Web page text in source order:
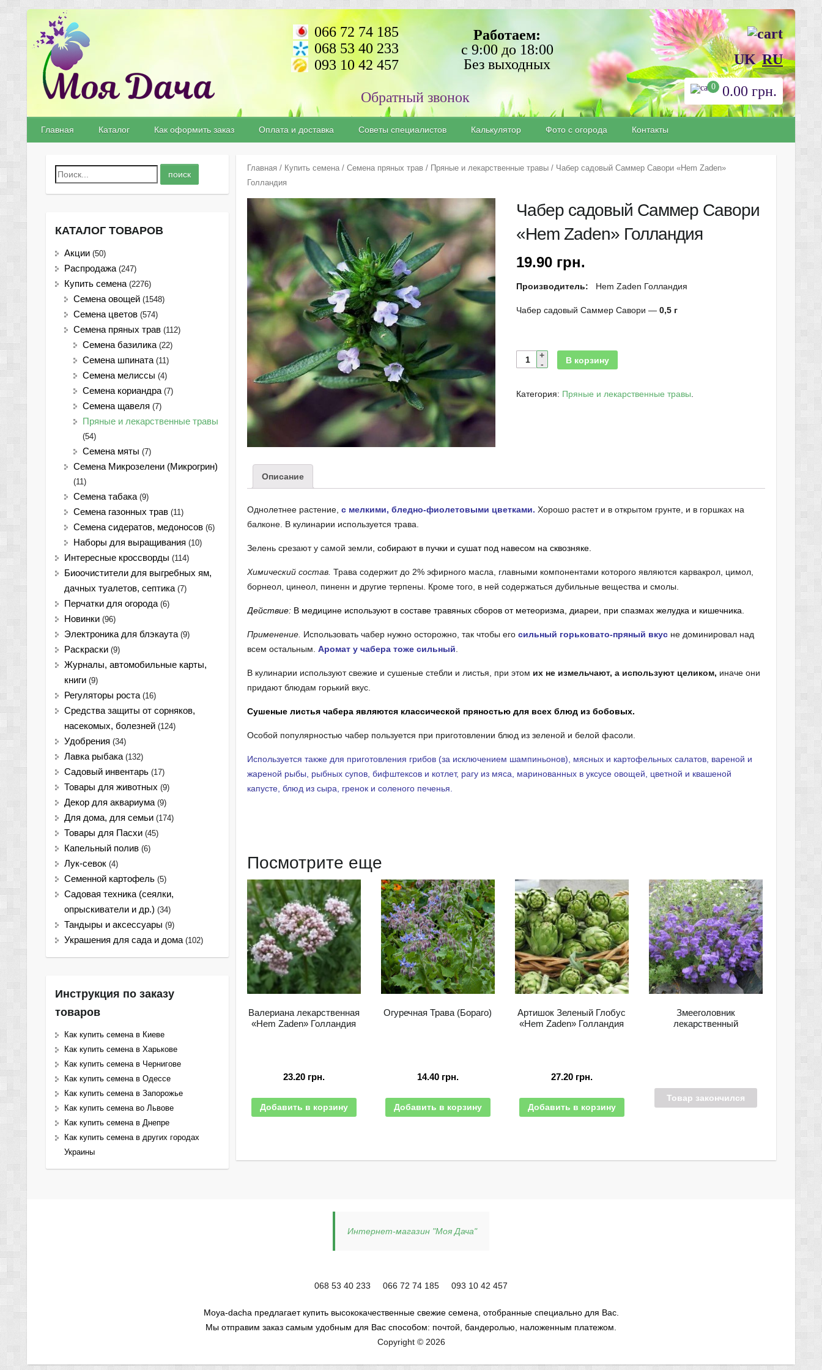
066 72 74 185
068 53 40 233
093 10 42 457
Работаем:
с 9:00 до 18:00
Без выходных
UK RU
0 0.00 грн.
Главная Каталог Как оформить заказ Оплата и доставка Советы специалистов Калькулятор Фото с огорода Контакты
Главная / Купить семена/ Семена пряных трав/ Пряные и лекарственные травы/ Чабер садовый Саммер Савори «Hem Zaden»
Голландия
Чабер садовый Саммер Савори
«Hem Zaden» Голландия
19.90 грн.
Производитель: Hem Zaden Голландия
Чабер садовый Саммер Савори —0,5 г
В корзину
Категория: Пряные и лекарственные травы
Описание
Однолетнее растение, с мелкими, бледно-фиолетовыми цветками. Хорошо растет и в открытом грунте, и в горшках на
балконе. В кулинарии используется трава.
Зелень срезают у самой земли , собирают в пучки и сушат под навесом на сквозняке.
Химический состав. Трава содержит до 2% эфирного масла, главными компонентами которого являются карвакрол, цимол,
борнеол, цинеол, пиненн и другие терпены. Кроме того, в ней содержаться дубильные вещества и смолы.
Действие:В медицине используют в составе травяных сборов от метеоризма, диареи, при спазмах желудка и кишечника.
Применение. Использовать чабер нужно осторожно, так чтобы его сильный горьковато-пряный вкусне доминировал над
всем остальным. Аромат у чабера тоже сильный
В кулинарии используют свежие и сушеные стебли и листья, при этом их не измельчают, а используют целиком, иначе они
придают блюдам горький вкус.
Сушеные листья чабера являются классической пряностью для всех блюд из бобовых.
Особой популярностью чабер пользуется при приготовлении блюд из зеленой и белой фасоли.
Используется также для приготовления грибов (за исключением шампиньонов), мясных и картофельных салатов, вареной и
жареной рыбы, рыбных супов, бифштексов и котлет, рагу из мяса, маринованных в уксусе овощей, цветной и квашеной
капусте, блюд из сыра, гренок и соленого печенья.
Посмотрите еще
Валериана лекарственная
«Hem Zaden» Голландия
23.20 грн.
Добавить в корзину
Огуречная Трава (Бораго)
14.40 грн.
Добавить в корзину
Артишок Зеленый Глобус
«Hem Zaden» Голландия
27.20 грн.
Добавить в корзину
Змееголовник
лекарственный
Товар закончился
КАТАЛОГ ТОВАРОВ
Акции (50)
Распродажа (247)
Купить семена (2276)
Семена овощей (1548)
Семена цветов (574)
Семена пряных трав (112)
Семена базилика (22)
Семена шпината (11)
Семена мелиссы (4)
Семена кориандра (7)
Семена щавеля (7)
Пряные и лекарственные травы
(54)
Семена мяты (7)
Семена Микрозелени (Микрогрин)
(11)
Семена табака (9)
Семена газонных трав (11)
Семена сидератов, медоносов (6)
Наборы для выращивания (10)
Интересные кроссворды (114)
Биоочистители для выгребных ям,
дачных туалетов, септика (7)
Перчатки для огорода (6)
Новинки (96)
Электроника для блэкаута (9)
Раскраски (9)
Журналы, автомобильные карты,
книги (9)
Регуляторы роста (16)
Средства защиты от сорняков,
насекомых, болезней (124)
Удобрения (34)
Лавка рыбака (132)
Садовый инвентарь (17)
Товары для животных (9)
Декор для аквариума (9)
Для дома, для семьи (174)
Товары для Пасхи (45)
Капельный полив (6)
Лук-севок (4)
Семенной картофель (5)
Садовая техника (сеялки,
опрыскиватели и др.) (34)
Тандыры и аксессуары (9)
Украшения для сада и дома (102)
Инструкция по заказу
товаров
Как купить семена в Киеве
Как купить семена в Харькове
Как купить семена в Чернигове
Как купить семена в Одессе
Как купить семена в Запорожье
Как купить семена во Львове
Как купить семена в Днепре
Как купить семена в других городах
Украины
Интернет-магазин "Моя Дача"
068 53 40 233 066 72 74 185 093 10 42 457
Moya-dacha предлагает купить высококачественные свежие семена, отобранные специально для Вас.
Мы отправим заказ самым удобным для Вас способом: почтой, бандеролью, наложенным платежом.
Copyright © 2026